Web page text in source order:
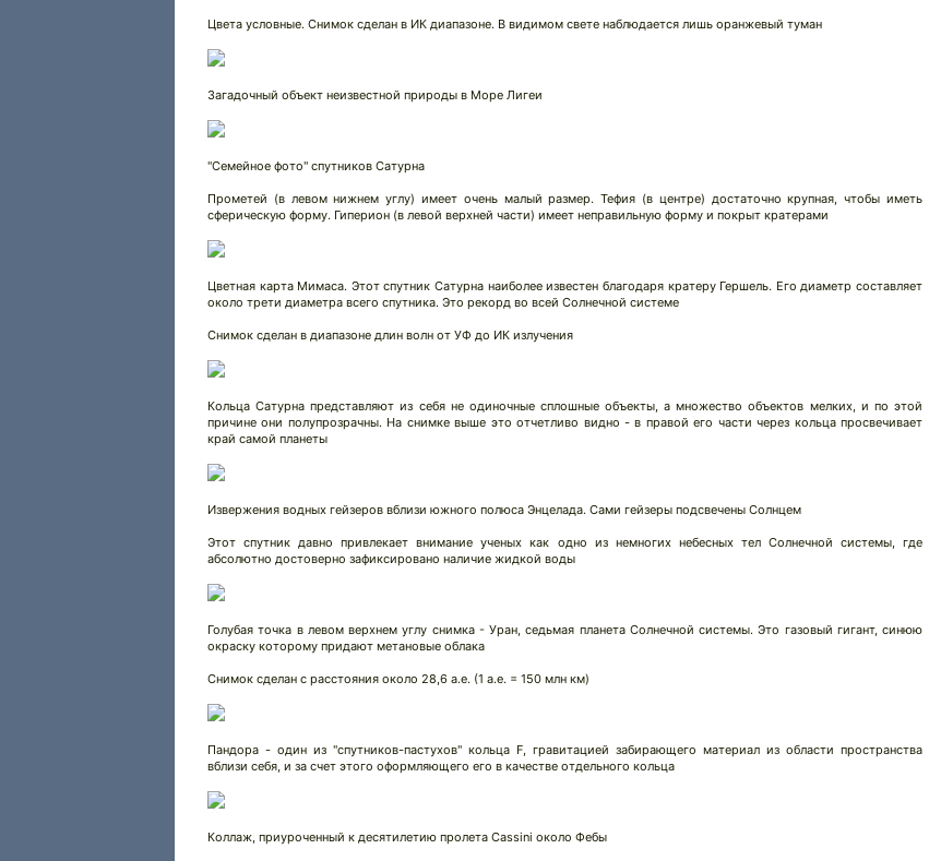
Цвета условные. Снимок сделан в ИК диапазоне. В видимом свете наблюдается лишь оранжевый туман
Загадочный объект неизвестной природы в Море Лигеи
"Семейное фото" спутников Сатурна
Прометей (в левом нижнем углу) имеет очень малый размер. Тефия (в центре) достаточно крупная, чтобы иметь
сферическую форму. Гиперион (в левой верхней части) имеет неправильную форму и покрыт кратерами
Цветная карта Мимаса. Этот спутник Сатурна наиболее известен благодаря кратеру Гершель. Его диаметр составляет
около трети диаметра всего спутника. Это рекорд во всей Солнечной системе
Снимок сделан в диапазоне длин волн от УФ до ИК излучения
Кольца Сатурна представляют из себя не одиночные сплошные объекты, а множество объектов мелких, и по этой
причине они полупрозрачны. На снимке выше это отчетливо видно - в правой его части через кольца просвечивает
край самой планеты
Извержения водных гейзеров вблизи южного полюса Энцелада. Сами гейзеры подсвечены Солнцем
Этот спутник давно привлекает внимание ученых как одно из немногих небесных тел Солнечной системы, где
абсолютно достоверно зафиксировано наличие жидкой воды
Голубая точка в левом верхнем углу снимка - Уран, седьмая планета Солнечной системы. Это газовый гигант, синюю
окраску которому придают метановые облака
Снимок сделан с расстояния около 28,6 а.е. (1 а.е. = 150 млн км)
Пандора - один из "спутников-пастухов" кольца F, гравитацией забирающего материал из области пространства
вблизи себя, и за счет этого оформляющего его в качестве отдельного кольца
Коллаж, приуроченный к десятилетию пролета Cassini около Фебы